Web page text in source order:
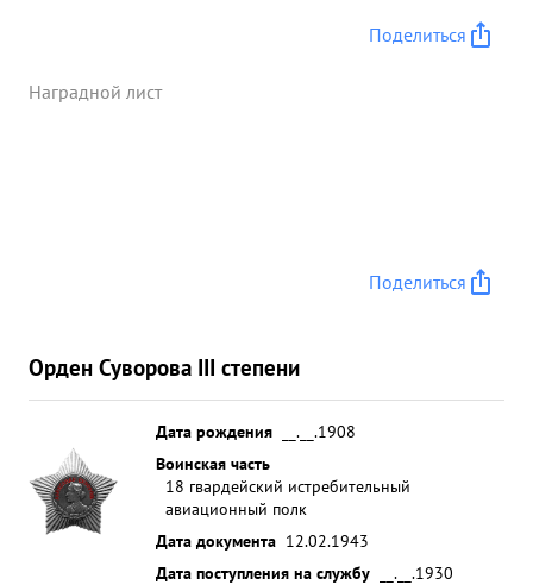
Поделиться
Наградной лист
Поделиться
Орден Суворова III степени
Дата рождения
__.__.1908
Воинская часть
18 гвардейский истребительный
авиационный полк
Дата документа 12.02.1943
Дата поступления на службу
__.__.1930